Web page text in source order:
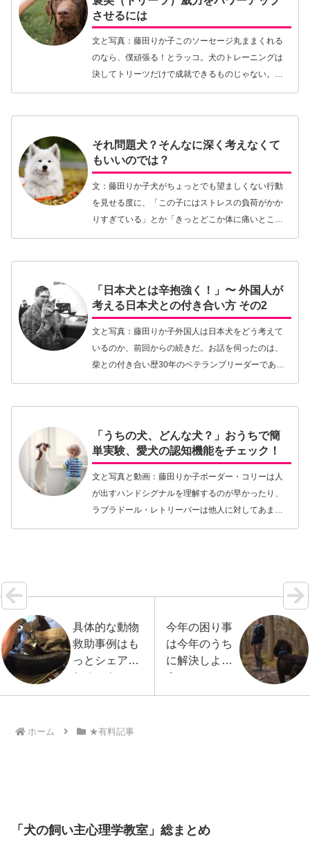
させるには
文と写真：藤田りか子このソーセージ丸ままくれる
のなら、僕頑張る！とラッコ。犬のトレーニングは
決してトリーツだけで成就できるものじゃない。け
れど、行動の完璧な学習を目指すのであれば、やは
それ問題犬？そんなに深く考えなくて
もいいのでは？
文：藤田りか子犬がちょっとでも望ましくない行動
を見せる度に、「この子にはストレスの負荷がかか
りすぎている」とか「きっとどこか体に痛いところ
があるかもしれない」というような深ーい理由をつ
「日本犬とは辛抱強く！」〜 外国人が
考える日本犬との付き合い方 その2
文と写真：藤田りか子外国人は日本犬をどう考えて
いるのか、前回からの続きだ。お話を伺ったのは、
柴との付き合い歴30年のベテランブリーダーである
スウェーデン人のヘレナ・スコッグルンドさんだ。
「うちの犬、どんな犬？」おうちで簡
単実験、愛犬の認知機能をチェック！
文と写真と動画：藤田りか子ボーダー・コリーは人
が出すハンドシグナルを理解するのが早かったり、
ラブラドール・レトリーバーは他人に対してあまり
警戒心を見せなかったり、そしてコッカー・スパニ
具体的な動物
救助事例はも
っとシェアさ
れるべき
今年の困り事
は今年のうち
に解決しよ
う！：
12/15（水）
ホーム ★有料記事
「犬の飼い主心理学教室」総まとめ